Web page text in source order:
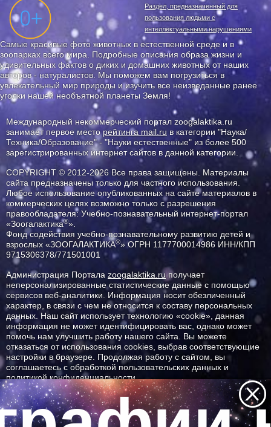
Раздел, предназначенный для
пользования людьми с
интеллектуальными нарушениями
Самые красивые фото животных в естественной среде и в
зоопарках всего мира. Подробные описания образа жизни и
удивительных фактов о диких и домашних животных от наших
авторов - натуралистов. Мы поможем вам погрузиться в
увлекательный мир природы и изучить все неизведанные ранее
уголки нашей необъятной планеты Земля!
Международный некоммерческий портал zoogalaktika.ru
занимает первое месторейтинга mail.ru в категории "Наука/
Техника/Образование" - "Науки естественные" из более 500
зарегистрированных интернет сайтов в данной категории.
COPYRIGHT © 2012-2026 Все права защищены. Материалы
сайта предназначены только для частного использования.
Любое использование опубликованных на сайте материалов в
коммерческих целях возможно только с разрешения
правообладателя: Учебно-познавательный интернет-портал
«Зоогалактика®».
Фонд содействия учебно-познавательному развитию детей и
взрослых «ЗООГАЛАКТИКА®» ОГРН 1177700014986 ИНН/КПП
9715306378/771501001
Администрация Портала zoogalaktika.ruполучает
неперсонализированные статистические данные с помощью
сервисов веб-аналитики. Информация носит обезличенный
характер, в связи с чем не относится к составу персональных
данных. Наш сайт использует технологию «cookie», данная
информация не может идентифицировать вас, однако может
помочь нам улучшить работу нашего сайта. Вы можете
отказаться от использования cookies, выбрав соответствующие
настройки в браузере. Продолжая работу с сайтом, вы
соглашаетесь с обработкой пользовательских данных и
политикой конфиденциальности.
ID ресурса: 5141